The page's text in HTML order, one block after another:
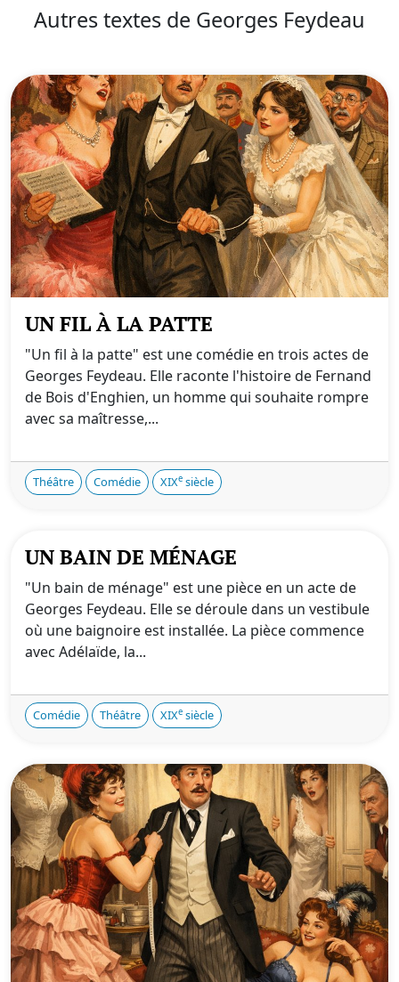
Autres textes de Georges Feydeau
UN FIL À LA PATTE
"Un fil à la patte" est une comédie en trois actes de
Georges Feydeau. Elle raconte l'histoire de Fernand
de Bois d'Enghien, un homme qui souhaite rompre
avec sa maîtresse,...
Théâtre Comédie XIXe siècle
UN BAIN DE MÉNAGE
"Un bain de ménage" est une pièce en un acte de
Georges Feydeau. Elle se déroule dans un vestibule
où une baignoire est installée. La pièce commence
avec Adélaïde, la...
Comédie Théâtre XIXe siècle